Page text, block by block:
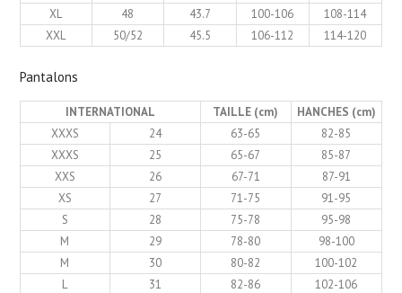
XL
48 43.7 100-106
108-114
XXL
50/52 45.5 106-112 114-120
Pantalons
INTERNATIONAL TAILLE (cm)
HANCHES (cm)
XXXS
24 63-65
82-85
XXXS
25 65-67
85-87
XXS
26 67-71
87-91
XS
27 71-75
91-95
S
28 75-78
95-98
M
29 78-80
98-100
M
30 80-82
100-102
L
31 82-86
102-106